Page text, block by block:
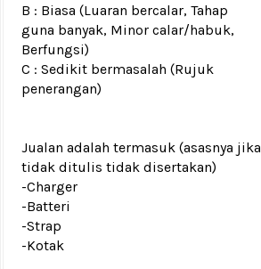
B : Biasa (Luaran bercalar, Tahap
guna banyak, Minor calar/habuk,
Berfungsi)
C : Sedikit bermasalah (Rujuk
penerangan)
Jualan adalah termasuk (asasnya jika
tidak ditulis tidak disertakan)
-Charger
-Batteri
-Strap
-Kotak